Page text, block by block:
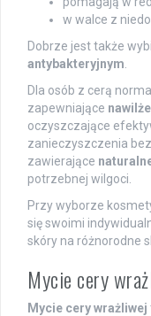
w walce z
Dobrze jest także
antybakteryjnym.
Dla osób z cerą
zapewniające
oczyszczające
zanieczyszczenia
zawierające
potrzebnej wilgoci.
Przy wyborze
się swoimi
skóry na różnorodne
Mycie cery
Mycie cery wrażliwej